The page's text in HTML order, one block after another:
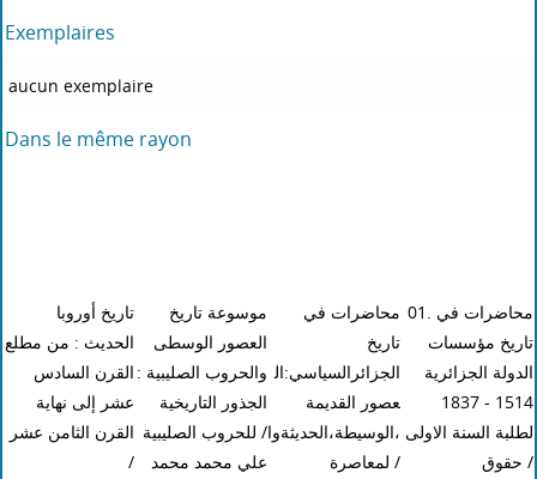
Exemplaires
aucun exemplaire
Dans le même rayon
تاريخ أوروبا
الحديث : من مطلع
القرن السادس
عشر إلى نهاية
القرن الثامن عشر
/
موسوعة تاريخ
العصور الوسطى
والحروب الصليبية :
الجذور التاريخية
للحروب الصليبية /
علي محمد محمد
محاضرات في
تاريخ
الجزائرالسياسي:ال
عصور القديمة
،الوسيطة،الحديثةوا
لمعاصرة /
01. محاضرات في
تاريخ مؤسسات
الدولة الجزائرية
1514 - 1837
لطلبة السنة الاولى
حقوق /